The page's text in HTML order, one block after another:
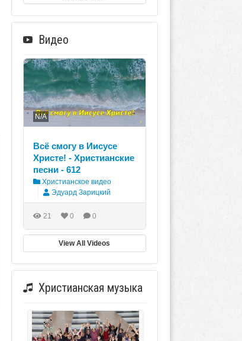
Видео
N/A
Всё смогу в Иисусе
Христе! - Христианские
песни - 612
Христианское видео
Эдуард Зарицкий
21 0 0
View All Videos
Христианская музыка